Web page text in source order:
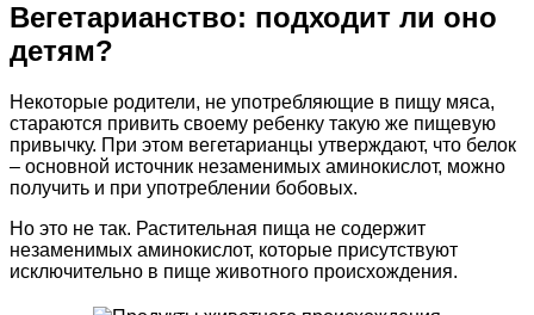
Вегетарианство: подходит ли оно
детям?
Некоторые родители, не употребляющие в пищу мяса,
стараются привить своему ребенку такую же пищевую
привычку. При этом вегетарианцы утверждают, что белок
– основной источник незаменимых аминокислот, можно
получить и при употреблении бобовых.
Но это не так. Растительная пища не содержит
незаменимых аминокислот, которые присутствуют
исключительно в пище животного происхождения.